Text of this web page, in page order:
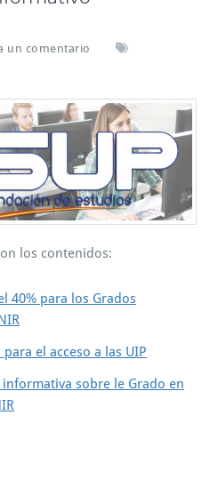
un comentario
los contenidos:
40% para los Grados
el acceso a las UIP
sobre le Grado en